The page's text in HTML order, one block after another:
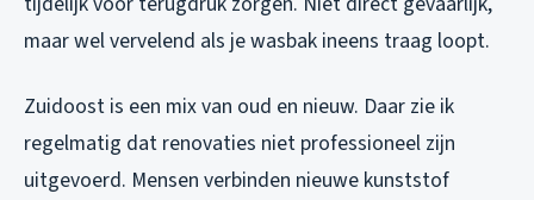
maar wel vervelend als je wasbak ineens traag loopt.
Zuidoost is een mix van oud en nieuw. Daar zie ik
regelmatig dat renovaties niet professioneel zijn
uitgevoerd. Mensen verbinden nieuwe kunststof